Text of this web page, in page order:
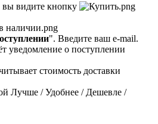
вы видите кнопку
". Введите ваш e-mail.
уведомление о поступлении
стоимость доставки
Лучше / Удобнее / Дешевле /